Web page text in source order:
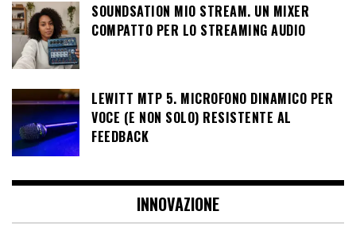
SOUNDSATION MIO STREAM. UN MIXER
COMPATTO PER LO STREAMING AUDIO
LEWITT MTP 5. MICROFONO DINAMICO PER
VOCE (E NON SOLO) RESISTENTE AL
FEEDBACK
INNOVAZIONE